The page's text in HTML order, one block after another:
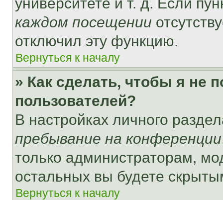
каждом посещении
отключил эту функцию.
Вернуться к началу
» Как сделать, чтобы я не
пользователей?
В настройках личного
пребывание на конференции
только администраторам,
остальных вы будете
Вернуться к началу